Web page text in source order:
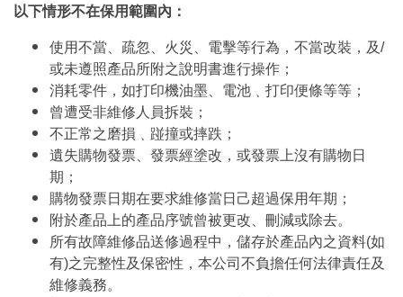
以下情形不在保用範圍內：
使用不當、疏忽、火災、電擊等行為，不當改裝，及/
或未遵照產品所附之說明書進行操作；
消耗零件，如打印機油墨、電池﹑打印便條等等；
曾遭受非維修人員拆裝；
不正常之磨損﹑踫撞或摔跌；
遺失購物發票、發票經塗改，或發票上沒有購物日
期；
購物發票日期在要求維修當日己超過保用年期；
附於產品上的產品序號曾被更改、刪減或除去。
所有故障維修品送修過程中，儲存於產品內之資料(如
有)之完整性及保密性，本公司不負擔任何法律責任及
維修義務。